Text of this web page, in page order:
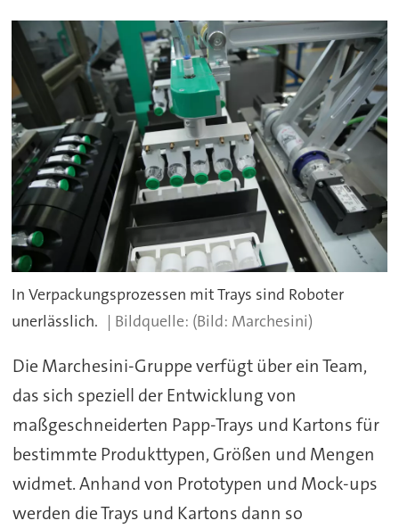
In Verpackungsprozessen mit Trays sind Roboter
unerlässlich.
(Bild: Marchesini)
Die Marchesini-Gruppe verfügt über ein Team,
das sich speziell der Entwicklung von
maßgeschneiderten Papp-Trays und Kartons für
bestimmte Produkttypen, Größen und Mengen
widmet. Anhand von Prototypen und Mock-ups
werden die Trays und Kartons dann so